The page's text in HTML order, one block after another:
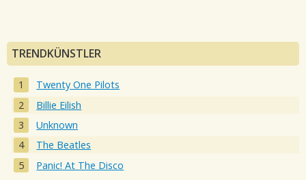
TRENDKÜNSTLER
Twenty One Pilots
Billie Eilish
Unknown
The Beatles
Panic! At The Disco